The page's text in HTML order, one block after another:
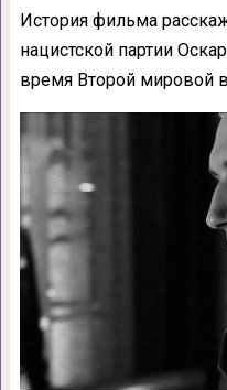
История фильма
нацистской партии
время Второй мировой